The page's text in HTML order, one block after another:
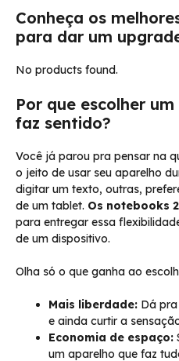
Conheça os
para dar um
No products found.
Por que escolher
faz sentido?
Você já parou pra pensar na
o jeito de usar seu aparelho
digitar um texto, outras,
de um tablet. Os notebooks
para entregar essa
de um dispositivo.
Olha só o que ganha ao
Mais liberdade: Dá
e ainda curtir a
Economia de espaço:
um aparelho que faz